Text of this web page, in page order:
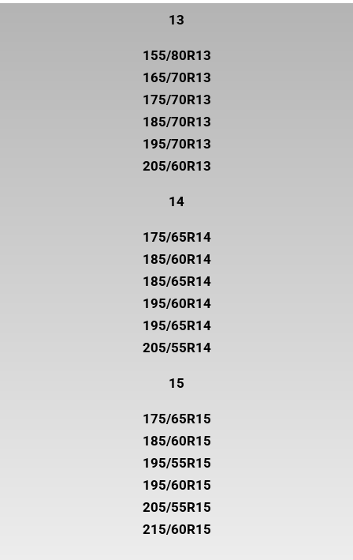
13
155/80R13
165/70R13
175/70R13
185/70R13
195/70R13
205/60R13
14
175/65R14
185/60R14
185/65R14
195/60R14
195/65R14
205/55R14
15
175/65R15
185/60R15
195/55R15
195/60R15
205/55R15
215/60R15